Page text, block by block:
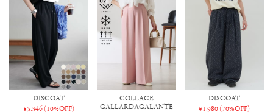
DISCOAT
¥5,346 (10%OFF)
COLLAGE
GALLARDAGALANTE
DISCOAT
¥1,980 (70%OFF)